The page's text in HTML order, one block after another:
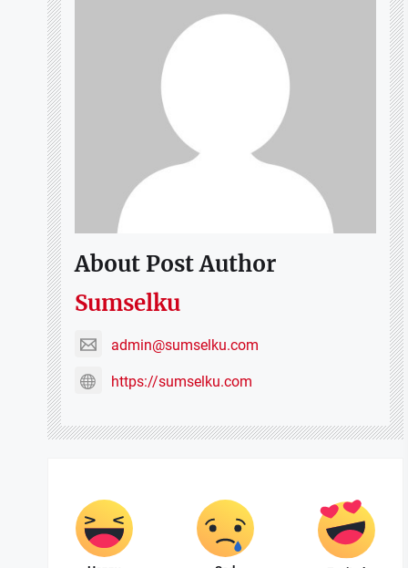
About Post Author
Sumselku
admin@sumselku.com
https://sumselku.com